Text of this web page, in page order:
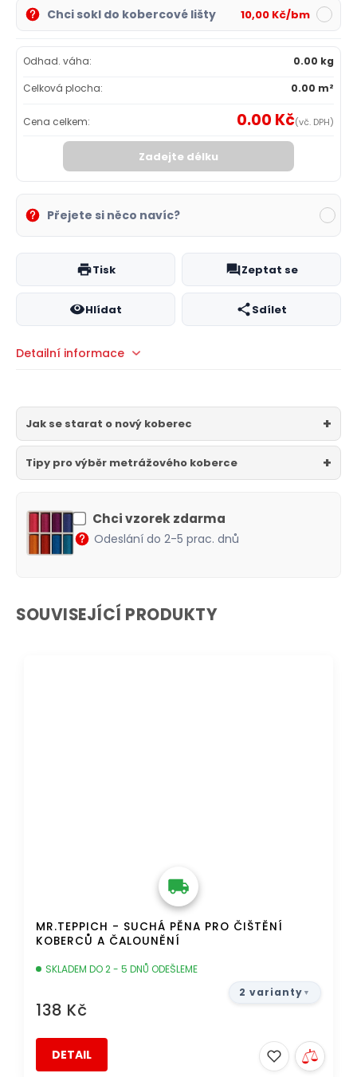
Chci sokl do kobercové lišty 10,00 Kč/bm
Odhad. váha:
0.00 kg
Celková plocha:
0.00 m²
Cena celkem: 0.00 Kč(vč. DPH)
Zadejte délku
Přejete si něco navíc?
Tisk Zeptat se
Hlídat Sdílet
Detailní informace
Jak se starat o nový koberec
Tipy pro výběr metrážového koberce
Chci vzorek zdarma
Odeslání do 2-5 prac. dnů
SOUVISEJÍCÍ PRODUKTY
MR.TEPPICH - SUCHÁ PĚNA PRO ČIŠTĚNÍ
KOBERCŮ A ČALOUNĚNÍ
SKLADEM DO 2 - 5 DNŮ ODEŠLEME
138 Kč
DETAIL
2 varianty